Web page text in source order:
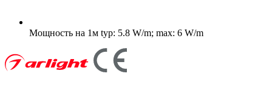
Мощность на 1м typ: 5.8 W/m; max: 6 W/m